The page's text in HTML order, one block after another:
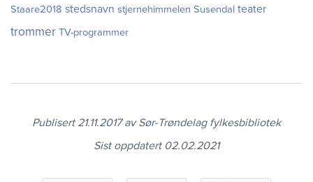
Staare2018 stedsnavn stjernehimmelen Susendal teater
trommer TV-programmer
Publisert 21.11.2017 av Sør-Trøndelag fylkesbibliotek
Sist oppdatert 02.02.2021